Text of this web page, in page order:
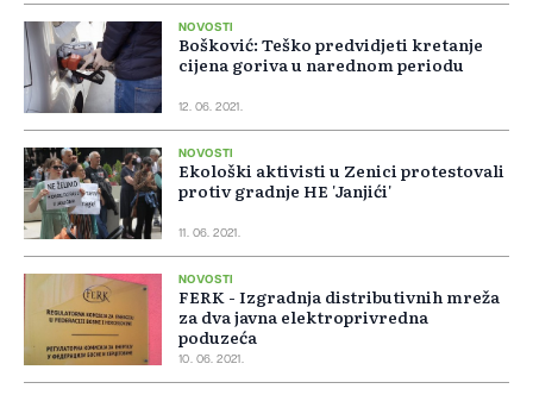
NOVOSTI
Bošković: Teško predvidjeti kretanje
cijena goriva u narednom periodu
12. 06. 2021.
NOVOSTI
Ekološki aktivisti u Zenici protestovali
protiv gradnje HE 'Janjići'
11. 06. 2021.
NOVOSTI
FERK - Izgradnja distributivnih mreža
za dva javna elektroprivredna
poduzeća
10. 06. 2021.